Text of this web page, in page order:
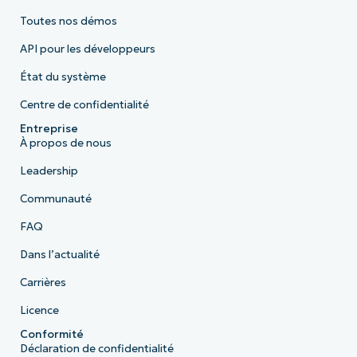
Toutes nos démos
API pour les développeurs
État du système
Centre de confidentialité
Entreprise
À propos de nous
Leadership
Communauté
FAQ
Dans l’actualité
Carrières
Licence
Conformité
Déclaration de confidentialité